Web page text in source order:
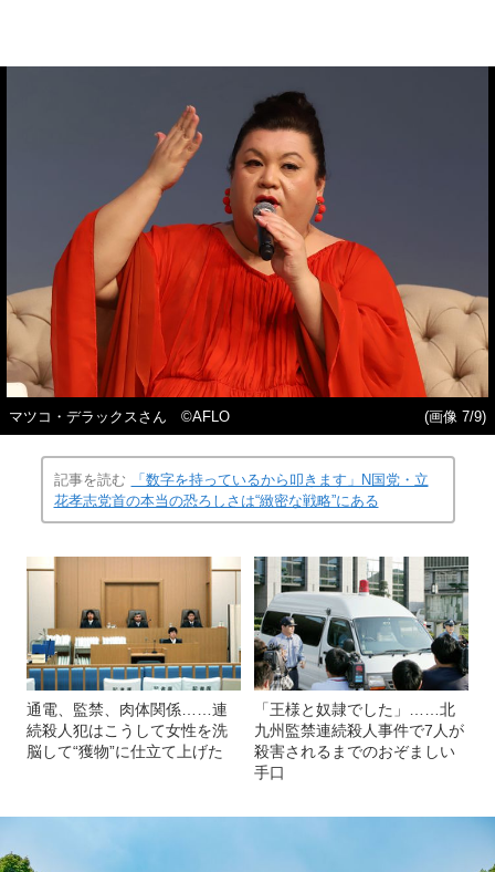
マツコ・デラックスさん ©AFLO (画像 7/9)
記事を読む
「数字を持っているから叩きます」N国党・立
花孝志党首の本当の恐ろしさは“緻密な戦略”にある
通電、監禁、肉体関係……連
続殺人犯はこうして女性を洗
脳して“獲物”に仕立て上げた
「王様と奴隷でした」……北
九州監禁連続殺人事件で7人が
殺害されるまでのおぞましい
手口